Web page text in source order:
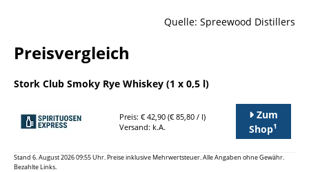
Quelle: Spreewood Distillers
Preisvergleich
Stork Club Smoky Rye Whiskey (1 x 0,5 l)
Preis: € 42,90 (€ 85,80 / l)
Versand: k.A.
Zum
Shop1
Stand 6. August 2026 09:55 Uhr. Preise inklusive Mehrwertsteuer. Alle Angaben ohne Gewähr.
Bezahlte Links.